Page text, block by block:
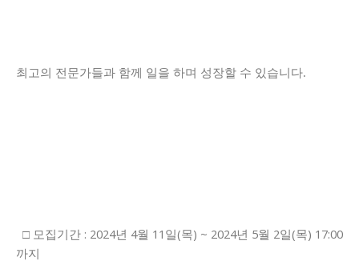
최고의 전문가들과 함께 일을 하며 성장할 수 있습니다.
□ 모집기간 : 2024년 4월 11일(목) ~ 2024년 5월 2일(목) 17:00
까지